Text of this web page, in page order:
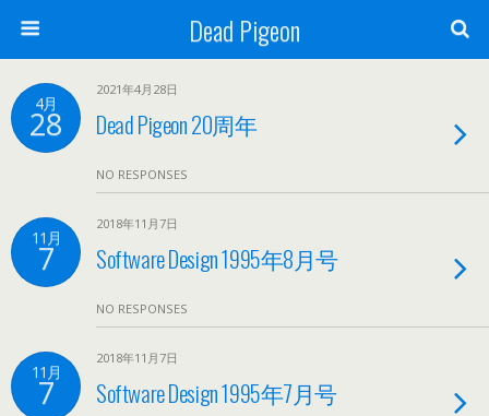
Dead Pigeon
4月
28
2021年4月28日
Dead Pigeon 20周年
NO RESPONSES
11月
7
2018年11月7日
Software Design 1995年8月号
NO RESPONSES
11月
7
2018年11月7日
Software Design 1995年7月号